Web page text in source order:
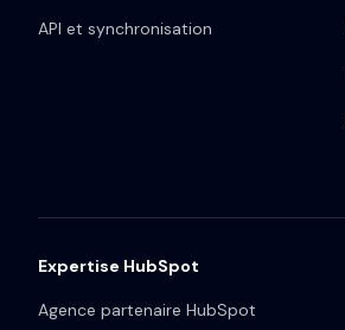
API et synchronisation
Expertise HubSpot
Agence partenaire HubSpot